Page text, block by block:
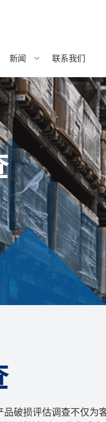
新闻 联系我们
破损评估调查不仅为